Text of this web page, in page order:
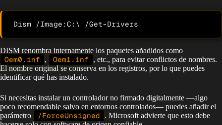
Dism /Image:C:\ /Get-Drivers
DISM renombra internamente los paquetes añadidos como
Oem0.inf , Oem1.inf
, etc., para evitar conflictos de nombres.
El nombre original se conserva en los registros, por lo que puedes
identificar qué has instalado.
Si necesitas instalar un controlador no firmado digitalmente —algo
poco recomendable salvo en entornos controlados— puedes añadir el
parámetro
/ForceUnsigned
. Microsoft advierte que esto debe